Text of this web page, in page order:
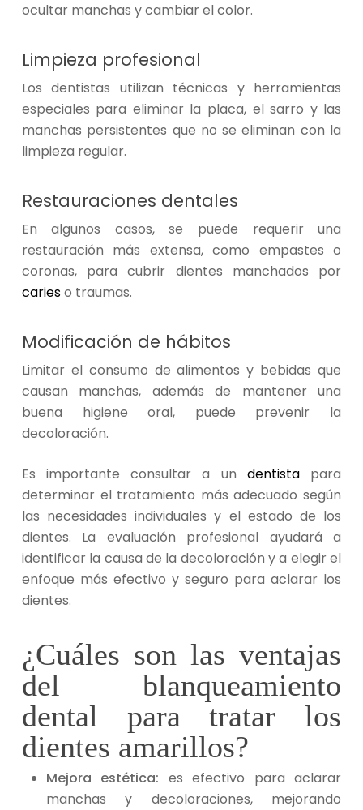
ocultar manchas y cambiar el color.
Limpieza profesional
Los dentistas utilizan técnicas y herramientas
especiales para eliminar la placa, el sarro y las
manchas persistentes que no se eliminan con la
limpieza regular.
Restauraciones dentales
En algunos casos, se puede requerir una
restauración más extensa, como empastes o
coronas, para cubrir dientes manchados por
carieso traumas.
Modificación de hábitos
Limitar el consumo de alimentos y bebidas que
causan manchas, además de mantener una
buena higiene oral, puede prevenir la
decoloración.
Es importante consultar a un dentistapara
determinar el tratamiento más adecuado según
las necesidades individuales y el estado de los
dientes. La evaluación profesional ayudará a
identificar la causa de la decoloración y a elegir el
enfoque más efectivo y seguro para aclarar los
dientes.
¿Cuáles son las ventajas
del blanqueamiento
dental para tratar los
dientes amarillos?
Mejora estética: es efectivo para aclarar
manchas y decoloraciones, mejorando